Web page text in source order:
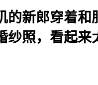
的新郎穿着和
纱照，看起来